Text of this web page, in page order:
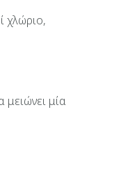
χλώριο,
μειώνει μία